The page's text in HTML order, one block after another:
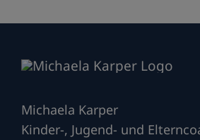
Michaela Karper
Kinder-, Jugend- und